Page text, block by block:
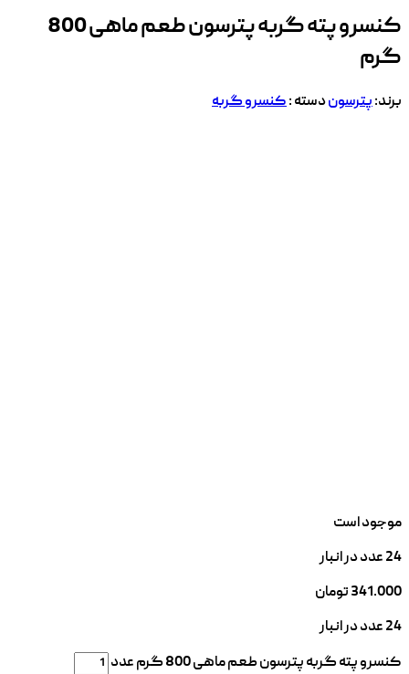
کنسرو پته گربه پترسون طعم ماهی 800
گرم
برند:پترسوندسته :کنسرو گربه
موجود است
24 عدد در انبار
341.000تومان
24 عدد در انبار
کنسرو پته گربه پترسون طعم ماهی 800 گرم عدد